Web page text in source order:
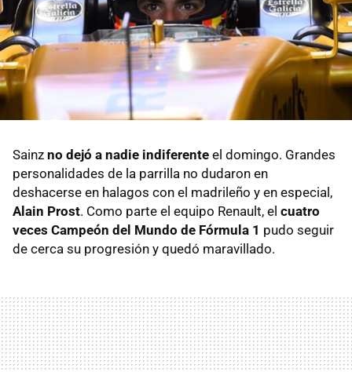
Sainz no dejó a nadie indiferente el domingo. Grandes
personalidades de la parrilla no dudaron en
deshacerse en halagos con el madrileño y en especial,
Alain Prost. Como parte el equipo Renault, el cuatro
veces Campeón del Mundo de Fórmula 1 pudo seguir
de cerca su progresión y quedó maravillado.